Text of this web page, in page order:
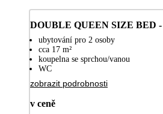
DOUBLE QUEEN SIZE BED -
ubytování pro 2 osoby
cca 17 m²
koupelna se sprchou/vanou
WC
zobrazit podrobnosti
v ceně